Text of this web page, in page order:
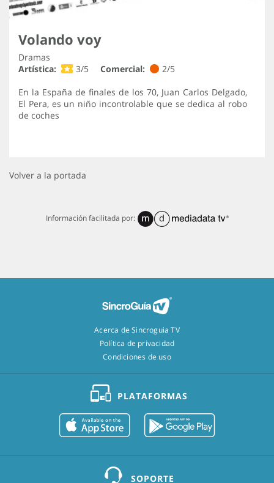
Volando voy
Dramas
Artística:
3/5 Comercial:
2/5
En la España de finales de los 70, Juan Carlos Delgado,
El Pera, es un niño incontrolable que se dedica al robo
de coches
Volver a la portada
Información facilitada por:
Acerca de Sincroguia TV
Política de privacidad
Condiciones de uso
PLATAFORMAS
SOPORTE